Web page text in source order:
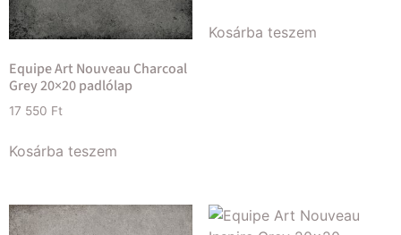
Equipe Art Nouveau Charcoal
Grey 20×20 padlólap
17 550 Ft
Kosárba teszem
Kosárba teszem